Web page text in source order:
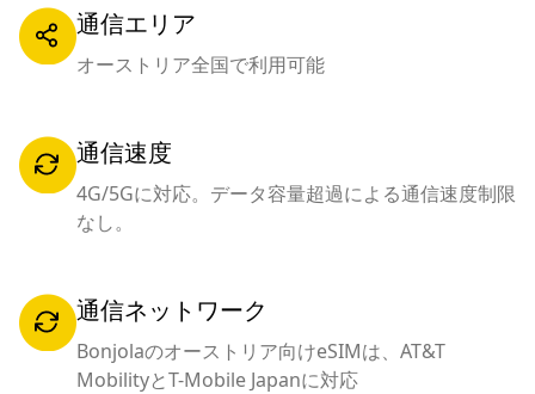
通信エリア
オーストリア全国で利用可能
通信速度
4G/5Gに対応。データ容量超過による通信速度制限
なし。
通信ネットワーク
Bonjolaのオーストリア向けeSIMは、AT&T
MobilityとT-Mobile Japanに対応